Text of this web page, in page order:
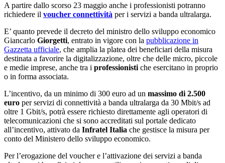
A partire dallo scorso 23 maggio anche i professionisti potranno
richiedere il voucher connettività per i servizi a banda ultralarga.
E’ quanto prevede il decreto del ministro dello sviluppo economico
Giancarlo Giorgetti, entrato in vigore con la pubblicazione in
Gazzetta ufficiale, che amplia la platea dei beneficiari della misura
destinata a favorire la digitalizzazione, oltre che delle micro, piccole
e medie imprese, anche tra i professionisti che esercitano in proprio
o in forma associata.
L’incentivo, da un minimo di 300 euro ad un massimo di 2.500
euro per servizi di connettività a banda ultralarga da 30 Mbit/s ad
oltre 1 Gbit/s, potrà essere richiesto direttamente agli operatori di
telecomunicazioni che si sono accreditati sul portale dedicato
all’incentivo, attivato da Infratel Italia che gestisce la misura per
conto del Ministero dello sviluppo economico.
Per l’erogazione del voucher e l’attivazione dei servizi a banda